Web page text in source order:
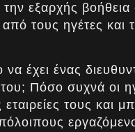
εξαρχής
τους ηγέτες και
έχει ένας
Πόσο συχνά οι
τους και